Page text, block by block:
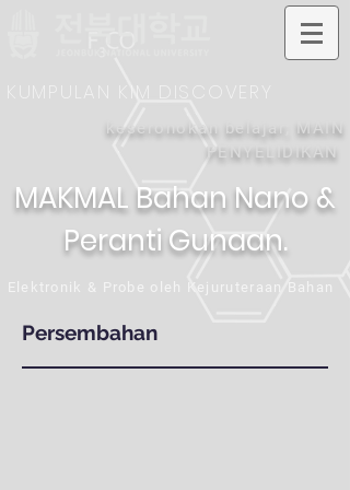
KUMPULAN KIM DISCOVERY
keseronokan belajar; MAIN
PENYELIDIKAN
MAKMAL Bahan Nano &
Peranti Gunaan.
Elektronik & Probe oleh Kejuruteraan Bahan
Persembahan